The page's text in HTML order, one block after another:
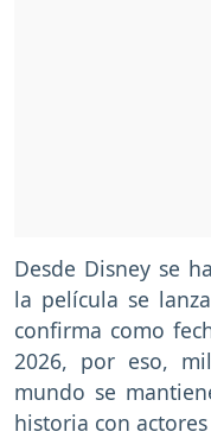
Desde Disney se
la película se
confirma como
2026, por eso,
mundo se
historia con actores